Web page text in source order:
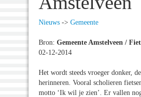
Nieuws -> Gemeente
Bron: Gemeente Amstelveen /
02-12-2014
Het wordt steeds vroeger donker,
herinneren. Vooral scholieren
motto ‘Ik wil je zien’. Er vallen